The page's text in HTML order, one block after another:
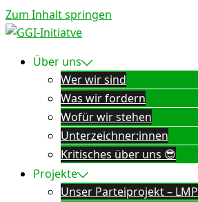
Zum Inhalt springen
Über uns
Wer wir sind
Was wir fordern
Wofür wir stehen
Unterzeichner:innen
Kritisches über uns 😎
Projekte
Unser Parteiprojekt – LMP